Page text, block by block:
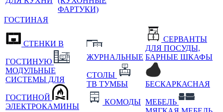
ФАРТУКИ)
ГОСТИНАЯ
СТЕНКИ В
ГОСТИНУЮ
МОДУЛЬНЫЕ
СИСТЕМЫ ДЛЯ
ГОСТИНОЙ
ЭЛЕКТРОКАМИНЫ
ЖУРНАЛЬНЫЕ
СТОЛЫ
ТВ ТУМБЫ
КОМОДЫ
СЕРВАНТЫ
ДЛЯ ПОСУДЫ,
БАРНЫЕ ШКАФЫ
БЕСКАРКАСНАЯ
МЕБЕЛЬ